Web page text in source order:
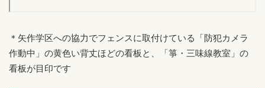
＊矢作学区への協力でフェンスに取付けている「防犯カメラ
作動中」の黄色い背丈ほどの看板と、「箏・三味線教室」の
看板が目印です